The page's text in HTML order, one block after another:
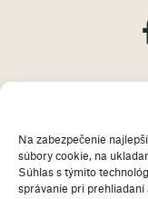
Na zabezpečenie
súbory cookie, na
Súhlas s týmito
správanie pri prehliadaní